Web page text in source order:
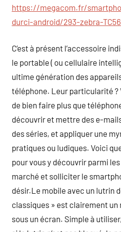
https://megacom.fr/
durci-android/293-zebra-
C’est à présent l’accessoire
le portable ( ou cellulaire
ultime génération des
téléphone. Leur particularité ?
de bien faire plus que
découvrir et mettre des e-
des séries, et appliquer une
pratiques ou ludiques. Voici
pour vous y découvrir parmi
marché et solliciter le
désir.Le mobile avec un lutrin
classiques » est clairement un
sous un écran. Simple à